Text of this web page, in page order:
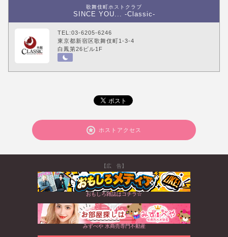
歌舞伎町ホストクラブ
SINCE YOU... -Classic-
TEL:03-6205-6246
東京都新宿区歌舞伎町1-3-4
白鳳第26ビル1F
ホストアクセス
【広 告】
おもしろ雑誌はコチラ☆
みずべや 水商売専門不動産